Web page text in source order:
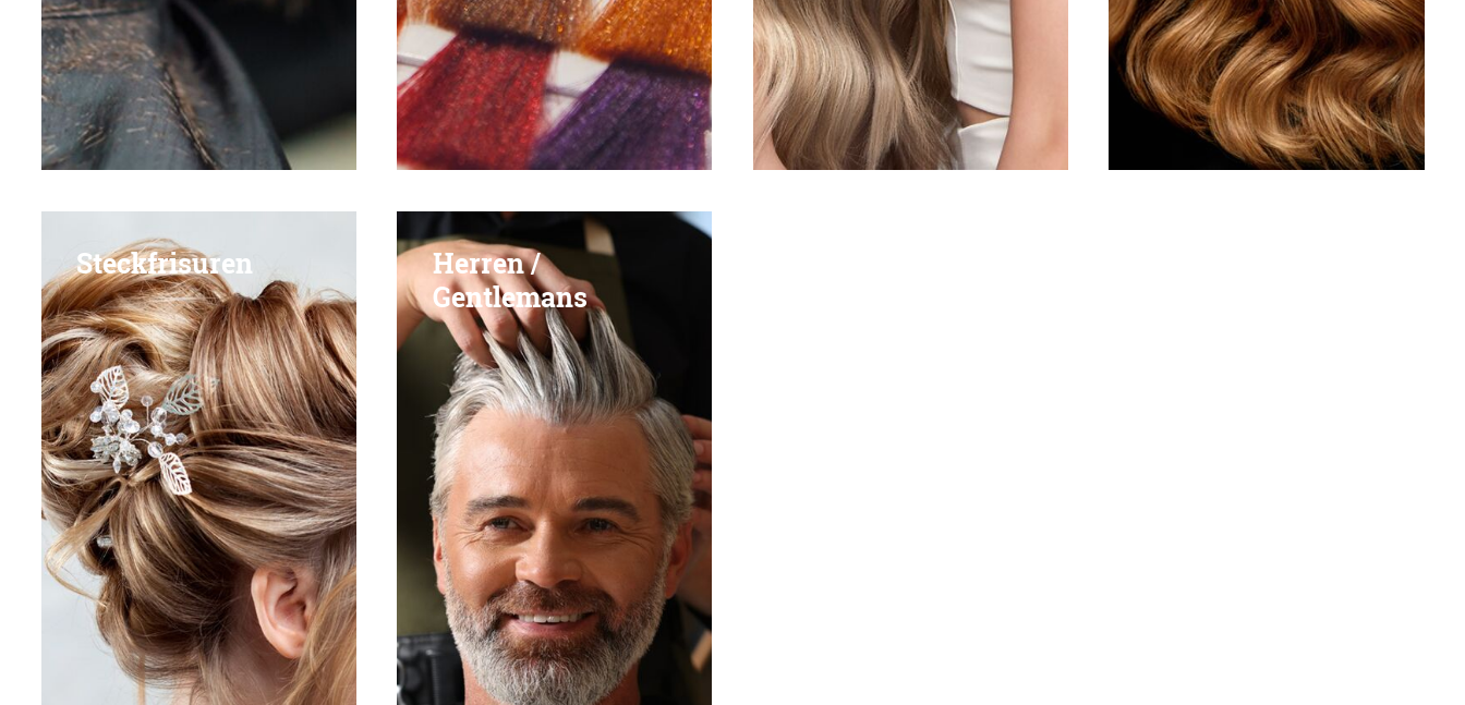
Steckfrisuren
Herren /
Gentlemans